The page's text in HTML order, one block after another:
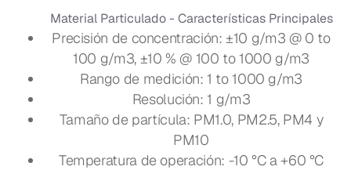
Material Particulado - Características Principales
Precisión de concentración: ±10 g/m3 @ 0 to
100 g/m3, ±10 % @ 100 to 1000 g/m3
Rango de medición: 1 to 1000 g/m3
Resolución: 1 g/m3
Tamaño de partícula: PM1.0, PM2.5, PM4 y
PM10
Temperatura de operación: -10 °C a +60 °C